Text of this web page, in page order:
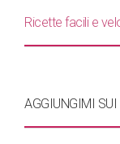
Ricette facili e
AGGIUNGIMI SUI